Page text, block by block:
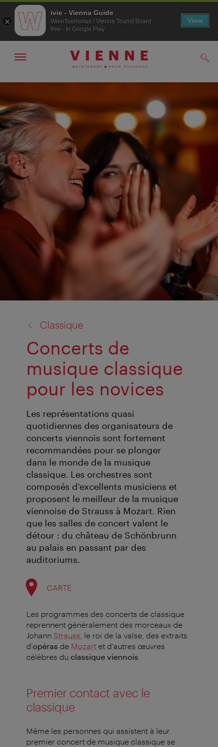
Navigation
Contenu
Afficher
la
Classique
Concerts de
musique classique
pour les novices
Les représentations quasi
quotidiennes des organisateurs de
concerts viennois sont fortement
recommandées pour se plonger
dans le monde de la musique
classique. Les orchestres sont
composés d'excellents musiciens et
proposent le meilleur de la musique
viennoise de Strauss à Mozart. Rien
que les salles de concert valent le
détour : du château de Schönbrunn
au palais en passant par des
auditoriums.
CARTE
Les programmes des concerts de classique
reprennent généralement des morceaux de
Johann Strauss , le roi de la valse, des extraits
d'opéras de Mozart et d'autres œuvres
célèbres du classique viennois
Premier contact avec le
classique
Même les personnes qui assistent à leur
premier concert de musique classique se
ivie - Vienna Guide
WienTourismus / Vienna Tourist Board
free - In Google Play
View